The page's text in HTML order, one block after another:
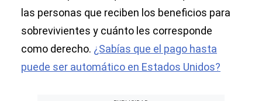
las personas que reciben los beneficios para
sobrevivientes y cuánto les corresponde
como derecho. ¿Sabías que el pago hasta
puede ser automático en Estados Unidos?